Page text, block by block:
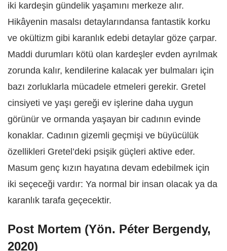
iki kardeşin gündelik yaşamını merkeze alır.
Hikâyenin masalsı detaylarındansa fantastik korku
ve okültizm gibi karanlık edebi detaylar göze çarpar.
Maddi durumları kötü olan kardeşler evden ayrılmak
zorunda kalır, kendilerine kalacak yer bulmaları için
bazı zorluklarla mücadele etmeleri gerekir. Gretel
cinsiyeti ve yaşı gereği ev işlerine daha uygun
görünür ve ormanda yaşayan bir cadının evinde
konaklar. Cadının gizemli geçmişi ve büyücülük
özellikleri Gretel’deki psişik güçleri aktive eder.
Masum genç kızın hayatına devam edebilmek için
iki seçeceği vardır: Ya normal bir insan olacak ya da
karanlık tarafa geçecektir.
Post Mortem (Yön. Péter Bergendy,
2020)